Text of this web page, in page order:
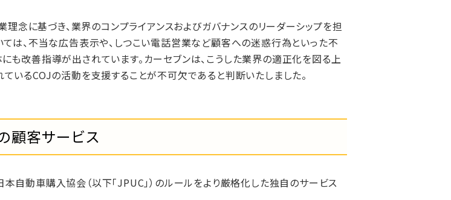
理念に基づき、業界のコンプライアンスおよびガバナンスのリーダーシップを担
は、不当な広告表示や、しつこい電話営業など顧客への迷惑行為といった不
改善指導が出されています。カーセブンは、こうした業界の適正化を図る上
いるCOJの活動を支援することが不可欠であると判断いたしました。
顧客サービス
動車購入協会（以下「JPUC」）のルールをより厳格化した独自のサービス